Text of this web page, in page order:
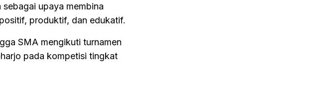
upaya membina
produktif, dan edukatif.
SMA mengikuti turnamen
pada kompetisi tingkat